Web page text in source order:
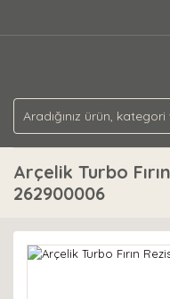
Arçelik Turbo
262900006